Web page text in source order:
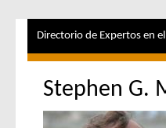
Directorio de Expertos en
Stephen G.